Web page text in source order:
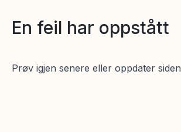
En feil har oppstått
Prøv igjen senere eller oppdater siden